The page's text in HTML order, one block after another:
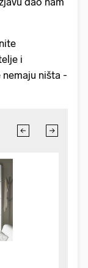
i
ništa -